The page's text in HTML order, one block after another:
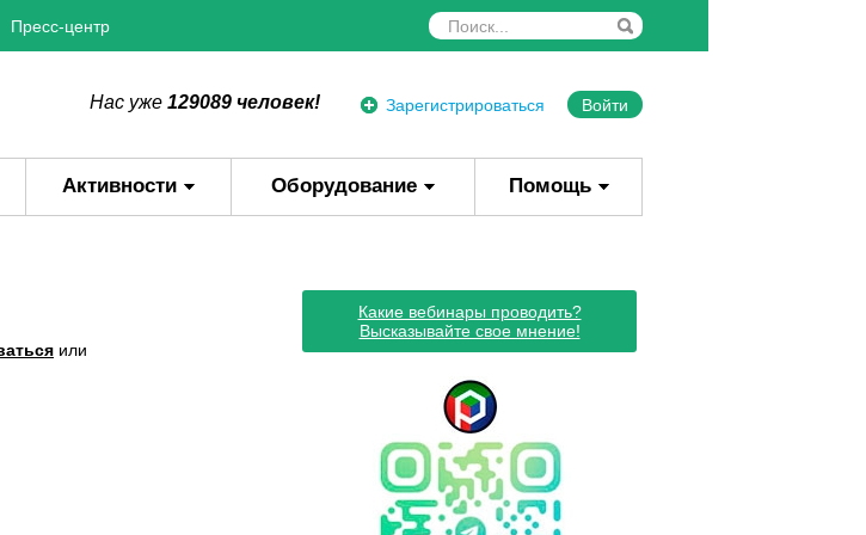
Пресс-центр
Зарегистрироваться Войти
Нас уже 129089 человек!
Активности Оборудование Помощь
или
Какие вебинары проводить?
Высказывайте свое мнение!